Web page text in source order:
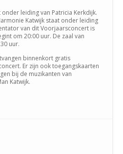
leiding van Patricia Kerkdijk.
Katwijk staat onder leiding
van dit Voorjaarsconcert is
om 20:00 uur. De zaal van
uur.
binnenkort gratis
Er zijn ook toegangskaarten
bij de muzikanten van
Katwijk.